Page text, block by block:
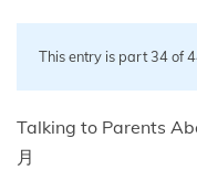
This entry is part 34 of
Talking to Parents
月